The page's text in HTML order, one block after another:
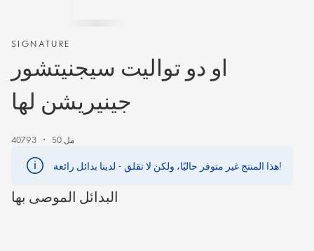
SIGNATURE
او دو تواليت سيجنيتشور
جينيريشن لها
40793 50 مل
هذا المنتج غير متوفر حاليًا، ولكن لا تقلق - لدينا بدائل رائعة!
البدائل الموصى بها